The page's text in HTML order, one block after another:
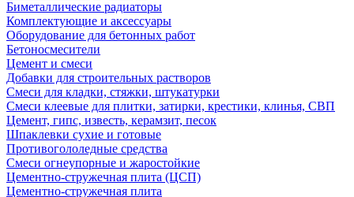
Биметаллические радиаторы
Комплектующие и аксессуары
Оборудование для бетонных работ
Бетоносмесители
Цемент и смеси
Добавки для строительных растворов
Смеси для кладки, стяжки, штукатурки
Смеси клеевые для плитки, затирки, крестики, клинья, СВП
Цемент, гипс, известь, керамзит, песок
Шпаклевки сухие и готовые
Противогололедные средства
Смеси огнеупорные и жаростойкие
Цементно-стружечная плита (ЦСП)
Цементно-стружечная плита